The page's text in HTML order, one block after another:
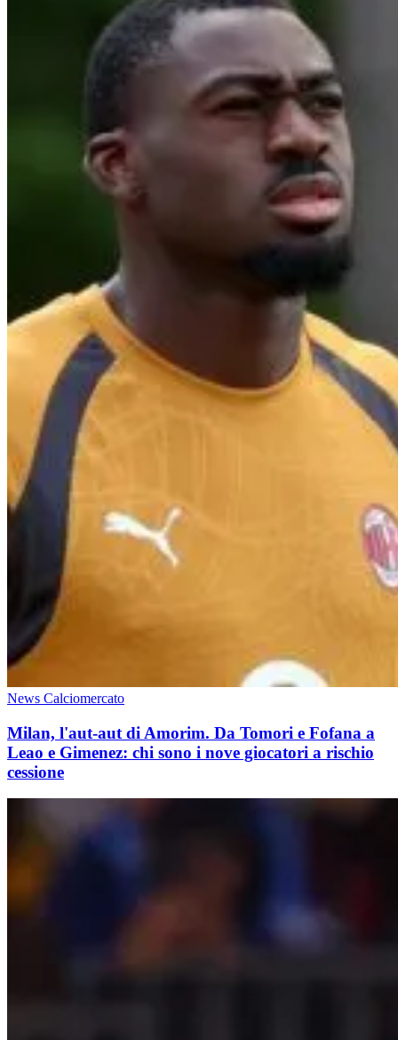
News Calciomercato
Milan, l'aut-aut di Amorim. Da Tomori e Fofana a
Leao e Gimenez: chi sono i nove giocatori a rischio
cessione